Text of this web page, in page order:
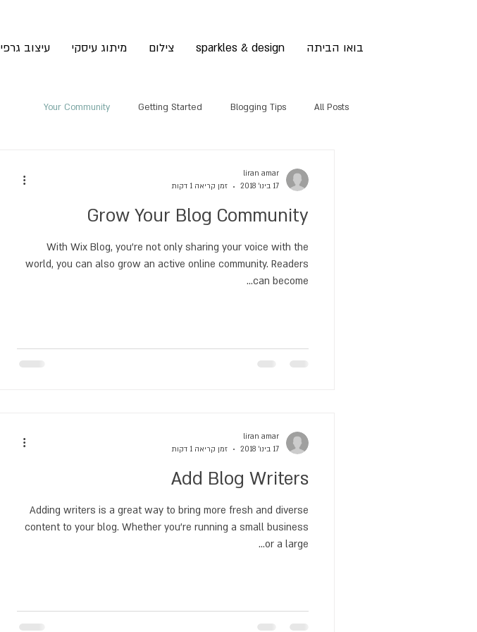
בואו הביתה sparkles & design צילום מיתוג עיסקי עיצוב גרפי
All Posts
Blogging Tips
Getting Started
Your Community
Grow Your Blog Community
With Wix Blog, you’re not only sharing your voice with the
world, you can also grow an active online community. Readers
can become...
liran amar
17 בינו׳ 2018
זמן קריאה 1 דקות
Add Blog Writers
Adding writers is a great way to bring more fresh and diverse
content to your blog. Whether you’re running a small business
or a large...
liran amar
17 בינו׳ 2018
זמן קריאה 1 דקות